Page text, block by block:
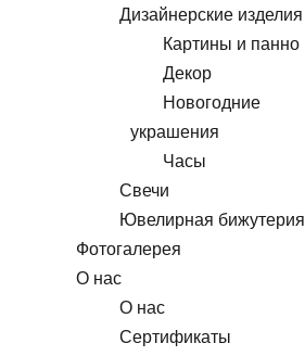
Дизайнерские изделия
Картины и панно
Декор
Новогодние
украшения
Часы
Свечи
Ювелирная бижутерия
Фотогалерея
О нас
О нас
Сертификаты